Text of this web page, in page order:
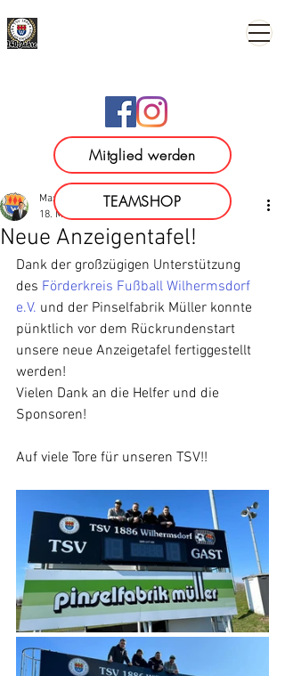
Mitglied werden
TEAMSHOP
Neue Anzeigentafel!
Max Guggenberger
18. März 2024
Dank der großzügigen Unterstützung
des Förderkreis Fußball Wilhermsdorf
e.V. und der Pinselfabrik Müller konnte
pünktlich vor dem Rückrundenstart
unsere neue Anzeigetafel fertiggestellt
werden!
Vielen Dank an die Helfer und die
Sponsoren!
Auf viele Tore für unseren TSV!!